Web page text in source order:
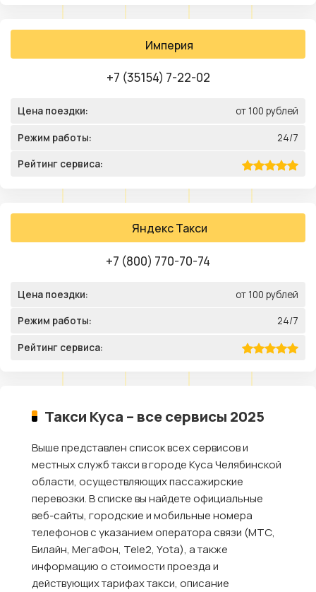
Империя
+7 (35154) 7-22-02
Цена поездки: от 100 рублей
Режим работы: 24/7
Рейтинг сервиса:
Яндекс Такси
+7 (800) 770-70-74
Цена поездки: от 100 рублей
Режим работы: 24/7
Рейтинг сервиса:
Такси Куса – все сервисы 2025
Выше представлен список всех сервисов и
местных служб такси в городе Куса Челябинской
области, осуществляющих пассажирские
перевозки. В списке вы найдете официальные
веб-сайты, городские и мобильные номера
телефонов с указанием оператора связи (МТС,
Билайн, МегаФон, Tele2, Yota), а также
информацию о стоимости проезда и
действующих тарифах такси, описание